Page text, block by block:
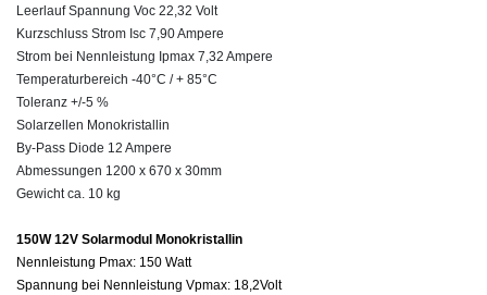
Leerlauf Spannung Voc 22,32 Volt
Kurzschluss Strom Isc 7,90 Ampere
Strom bei Nennleistung Ipmax 7,32 Ampere
Temperaturbereich -40°C / + 85°C
Toleranz +/-5 %
Solarzellen Monokristallin
By-Pass Diode 12 Ampere
Abmessungen 1200 x 670 x 30mm
Gewicht ca. 10 kg
150W 12V Solarmodul Monokristallin
Nennleistung Pmax: 150 Watt
Spannung bei Nennleistung Vpmax: 18,2Volt